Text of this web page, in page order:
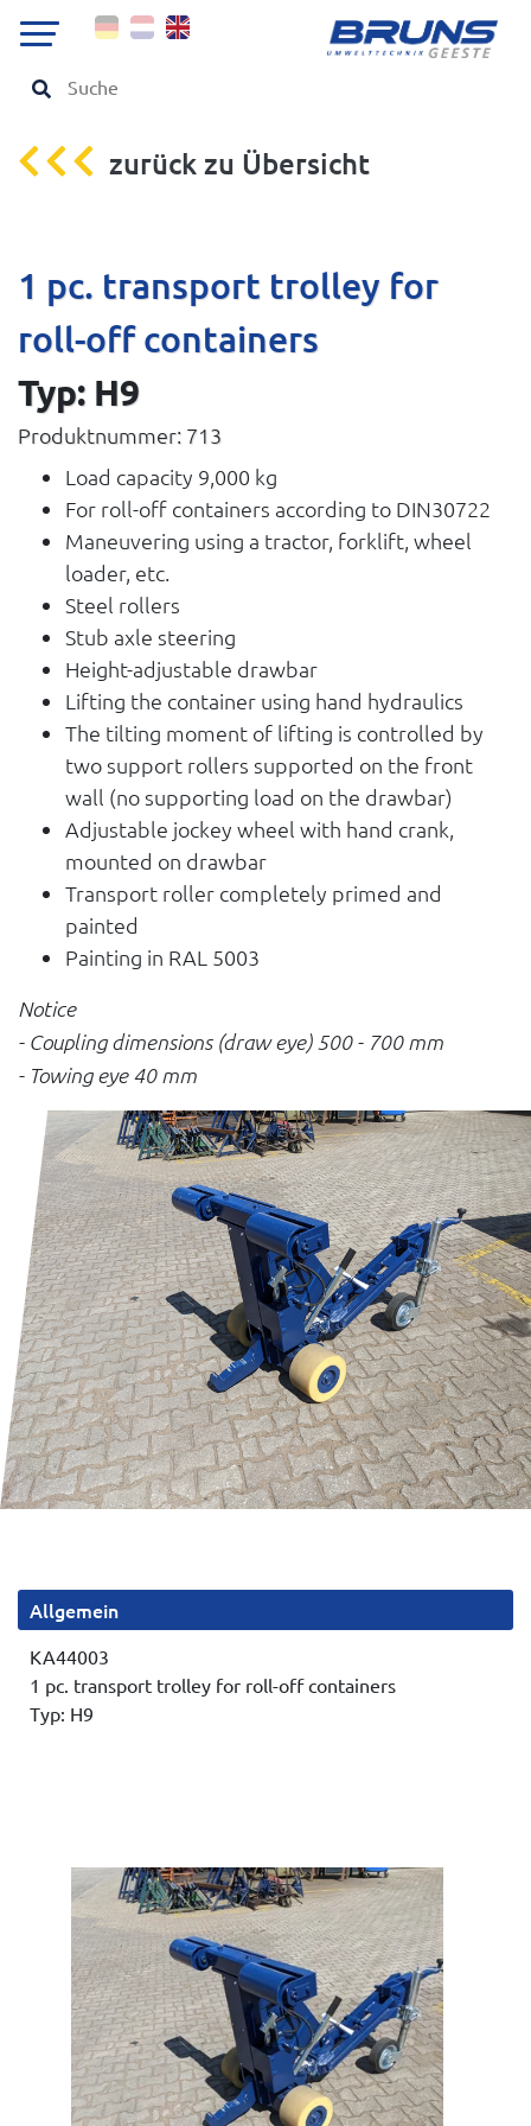
zurück zu Übersicht
1 pc. transport trolley for
roll-off containers
Typ: H9
Produktnummer: 713
Load capacity 9,000 kg
For roll-off containers according to DIN30722
Maneuvering using a tractor, forklift, wheel
loader, etc.
Steel rollers
Stub axle steering
Height-adjustable drawbar
Lifting the container using hand hydraulics
The tilting moment of lifting is controlled by
two support rollers supported on the front
wall (no supporting load on the drawbar)
Adjustable jockey wheel with hand crank,
mounted on drawbar
Transport roller completely primed and
painted
Painting in RAL 5003
Notice
- Coupling dimensions (draw eye) 500 - 700 mm
- Towing eye 40 mm
Allgemein
KA44003
1 pc. transport trolley for roll-off containers
Typ: H9